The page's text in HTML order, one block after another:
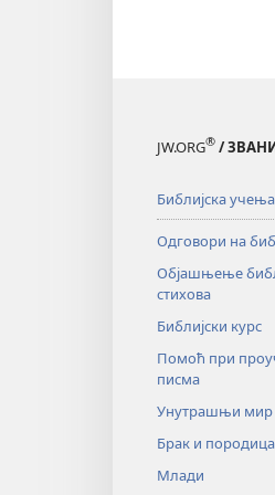
JW.ORG® /
Библијска учења
Одговори на
Објашњење
стихова
Библијски курс
Помоћ при
писма
Унутрашњи мир
Брак и породица
Млади